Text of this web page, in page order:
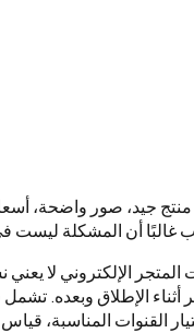
جيد، صور واضحة،
غالبًا أن المشكلة ليست
الإلكتروني لا
أثناء الإطلاق وبعده.
القنوات المناسبة، قياس